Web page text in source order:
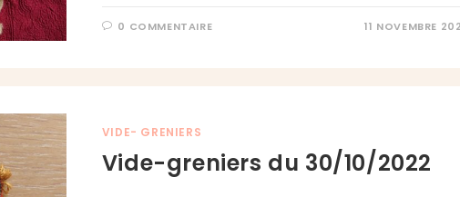
0 COMMENTAIRE 11 NOVEMBRE
VIDE- GRENIERS
Vide-greniers du 30/10/2022